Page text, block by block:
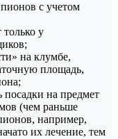
с учетом
у
на клумбе,
площадь,
посадки на предмет
(чем раньше
например,
их лечение, тем